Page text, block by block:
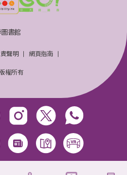
書館
聲明
網頁指南
權所有